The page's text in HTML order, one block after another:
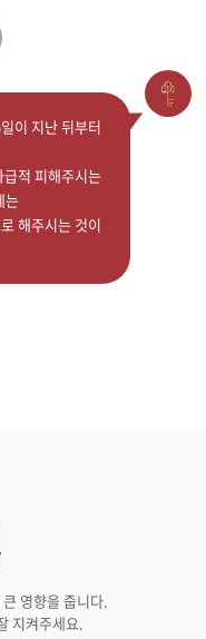
이 지난 뒤부터
적 피해주시는
는
해주시는 것이
영향을 줍니다.
지켜주세요.